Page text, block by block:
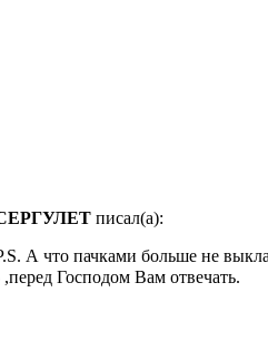
писал(а):
А что пачками больше не
,перед Господом Вам отвечать.